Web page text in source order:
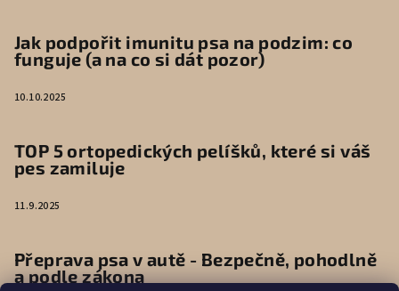
Jak podpořit imunitu psa na podzim: co
funguje (a na co si dát pozor)
10.10.2025
TOP 5 ortopedických pelíšků, které si váš
pes zamiluje
11.9.2025
Přeprava psa v autě - Bezpečně, pohodlně
a podle zákona